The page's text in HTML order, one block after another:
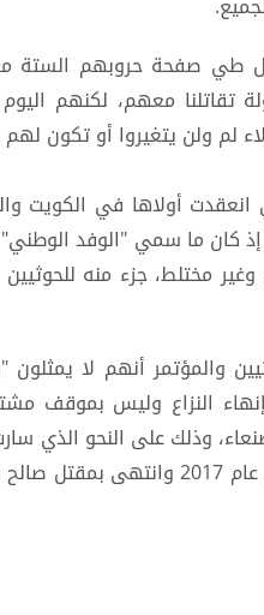
طي صفحة حروبهم الستة
تقاتلنا معهم، لكنهم
لم ولن يتغيروا أو تكون
أولاها في الكويت
إذ كان ما سمي "الوفد
مختلط، جزء منه للحوثيين
والمؤتمر أنهم لا
النزاع وليس بموقف
وذلك على النحو الذي
الصراع المسلح بينهم أوائل شهر ديسمبر/كانون